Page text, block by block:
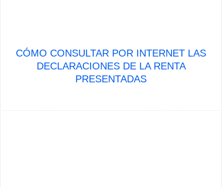
CÓMO CONSULTAR POR INTERNET LAS
DECLARACIONES DE LA RENTA
PRESENTADAS